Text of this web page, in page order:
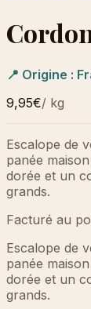
📍 Origine :
9,95€/ kg
Escalope de
panée
dorée et un
grands.
Facturé au
Escalope de
panée
dorée et un
grands.